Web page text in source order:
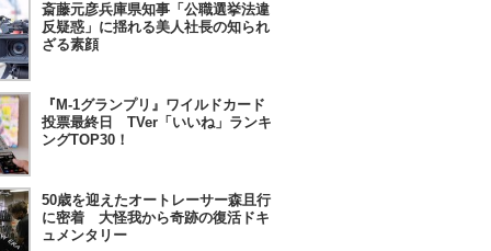
斎藤元彦兵庫県知事「公職選挙法違
反疑惑」に揺れる美人社長の知られ
ざる素顔
『M-1グランプリ』ワイルドカード
投票最終日 TVer「いいね」ランキ
ングTOP30！
50歳を迎えたオートレーサー森且行
に密着 大怪我から奇跡の復活ドキ
ュメンタリー